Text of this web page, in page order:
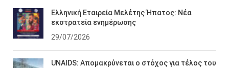
Ελληνική Εταιρεία Μελέτης Ήπατος: Νέα
εκστρατεία ενημέρωσης
29/07/2026
UNAIDS: Απομακρύνεται ο στόχος για τέλος του